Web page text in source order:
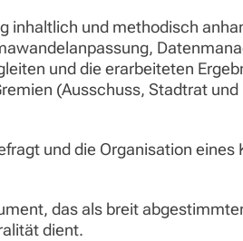
inhaltlich und methodisch
und die erarbeiteten
(Ausschuss, Stadtrat und
und die Organisation eines
das als breit
dient.